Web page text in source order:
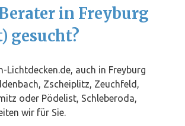
in Freyburg
gesucht?
Lichtdecken.de, auch in Freyburg
Zscheiplitz, Zeuchfeld,
oder Pödelist, Schleberoda,
wir für Sie.